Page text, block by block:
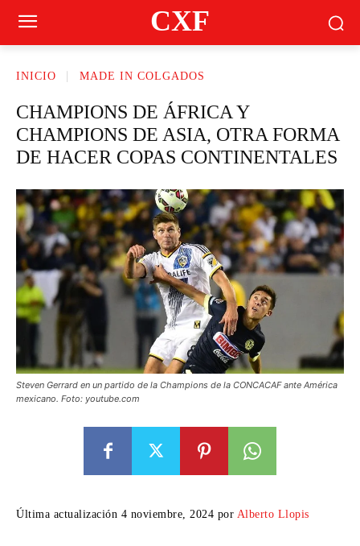
CXF
INICIO MADE IN COLGADOS
CHAMPIONS DE ÁFRICA Y
CHAMPIONS DE ASIA, OTRA FORMA
DE HACER COPAS CONTINENTALES
Steven Gerrard en un partido de la Champions de la CONCACAF ante América
mexicano. Foto: youtube.com
Última actualización 4 noviembre, 2024 por Alberto Llopis